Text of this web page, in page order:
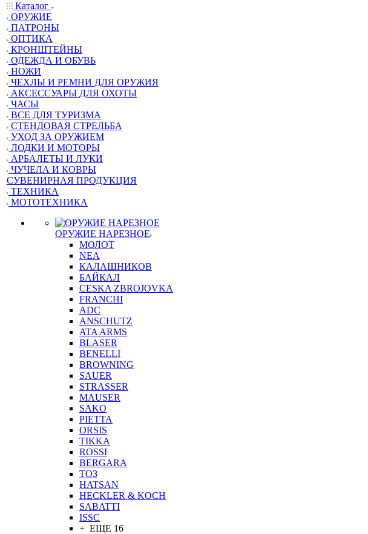
Каталог
ОРУЖИЕ
ПАТРОНЫ
ОПТИКА
КРОНШТЕЙНЫ
ОДЕЖДА И ОБУВЬ
НОЖИ
ЧЕХЛЫ И РЕМНИ ДЛЯ ОРУЖИЯ
АКСЕССУАРЫ ДЛЯ ОХОТЫ
ЧАСЫ
ВСЕ ДЛЯ ТУРИЗМА
СТЕНДОВАЯ СТРЕЛЬБА
УХОД ЗА ОРУЖИЕМ
ЛОДКИ И МОТОРЫ
АРБАЛЕТЫ И ЛУКИ
ЧУЧЕЛА И КОВРЫ
СУВЕНИРНАЯ ПРОДУКЦИЯ
ТЕХНИКА
МОТОТЕХНИКА
ОРУЖИЕ НАРЕЗНОЕ
МОЛОТ
NEA
КАЛАШНИКОВ
БАЙКАЛ
CESKA ZBROJOVKA
FRANCHI
ADC
ANSCHUTZ
ATA ARMS
BLASER
BENELLI
BROWNING
SAUER
STRASSER
MAUSER
SAKO
PIETTA
ORSIS
TIKKA
ROSSI
BERGARA
ТОЗ
HATSAN
HECKLER & KOCH
SABATTI
ISSC
+ ЕЩЕ 16